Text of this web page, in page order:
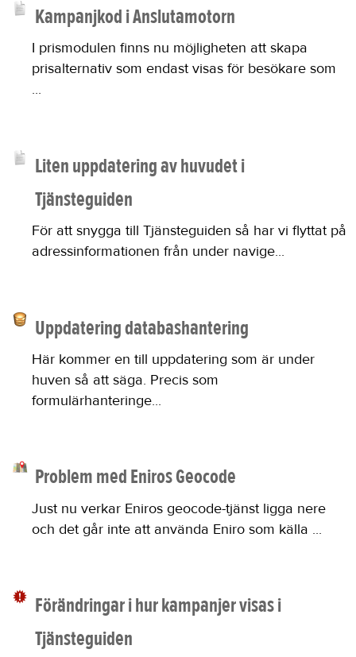
Kampanjkod i Anslutamotorn
I prismodulen finns nu möjligheten att skapa
prisalternativ som endast visas för besökare som
...
Liten uppdatering av huvudet i
Tjänsteguiden
För att snygga till Tjänsteguiden så har vi flyttat på
adressinformationen från under navige...
Uppdatering databashantering
Här kommer en till uppdatering som är under
huven så att säga. Precis som
formulärhanteringe...
Problem med Eniros Geocode
Just nu verkar Eniros geocode-tjänst ligga nere
och det går inte att använda Eniro som källa ...
Förändringar i hur kampanjer visas i
Tjänsteguiden